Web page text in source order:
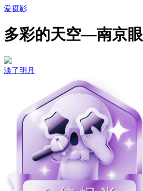
爱摄影
多彩的天空—南京眼
淡了明月